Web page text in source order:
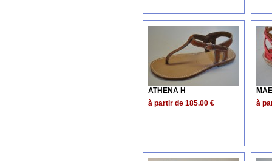
ATHENA H
à partir de 185.00 €
à